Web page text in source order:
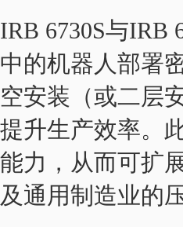
IRB 6730S与IRB
中的机器人部署
空安装（或二层
提升生产效率。
能力，从而可扩
及通用制造业的